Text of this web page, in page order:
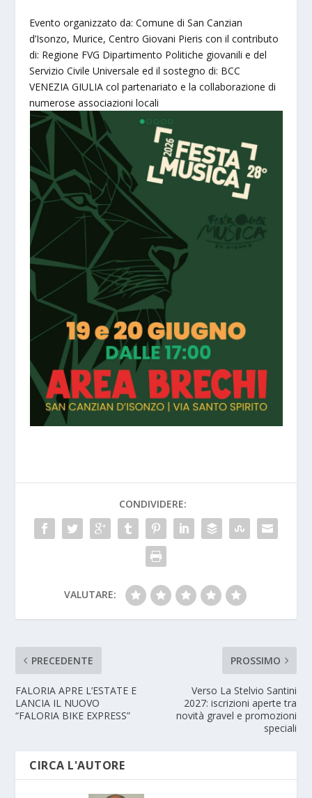
Evento organizzato da: Comune di San Canzian
d’Isonzo, Murice, Centro Giovani Pieris con il contributo
di: Regione FVG Dipartimento Politiche giovanili e del
Servizio Civile Universale ed il sostegno di: BCC
VENEZIA GIULIA col partenariato e la collaborazione di
numerose associazioni locali
CONDIVIDERE:
VALUTARE:
PRECEDENTE
FALORIA APRE L’ESTATE E
LANCIA IL NUOVO
“FALORIA BIKE EXPRESS”
PROSSIMO
Verso La Stelvio Santini
2027: iscrizioni aperte tra
novità gravel e promozioni
speciali
CIRCA L'AUTORE